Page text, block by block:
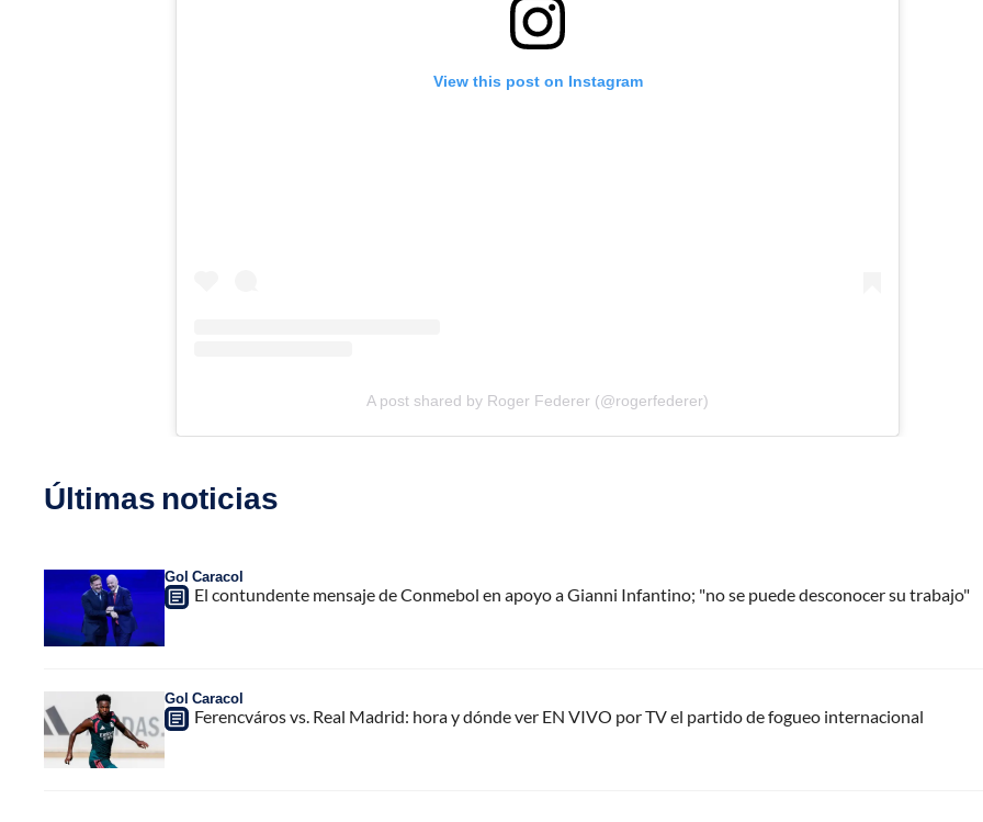
View this post on Instagram
A post shared by Roger Federer (@rogerfederer)
Últimas noticias
Gol Caracol
El contundente mensaje de Conmebol en apoyo a Gianni Infantino; "no se puede desconocer su trabajo"
Gol Caracol
Ferencváros vs. Real Madrid: hora y dónde ver EN VIVO por TV el partido de fogueo internacional